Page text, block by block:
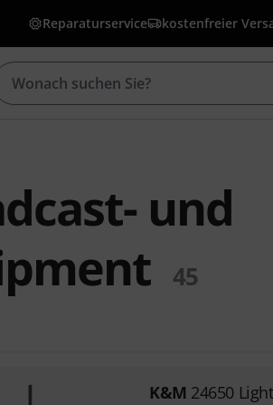
Reparaturservice kostenfreier
und
45
K&M 24650